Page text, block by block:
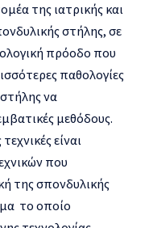
της ιατρικής και
στήλης, σε
πρόοδο που
παθολογίες
να
μεθόδους.
είναι
που
της σπονδυλικής
το οποίο